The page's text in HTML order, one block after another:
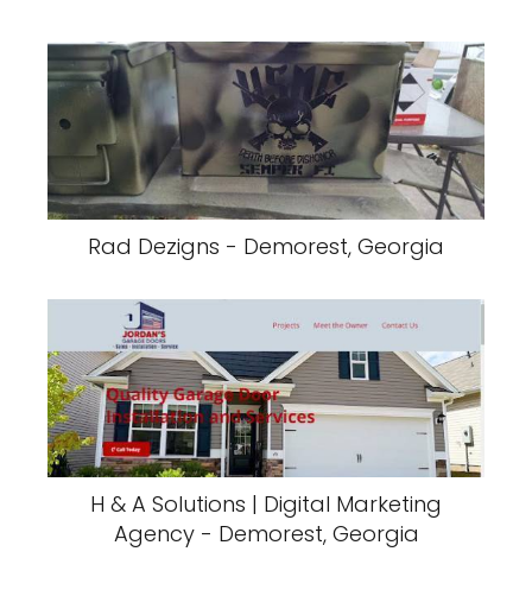
Rad Dezigns - Demorest, Georgia
H & A Solutions | Digital Marketing
Agency - Demorest, Georgia